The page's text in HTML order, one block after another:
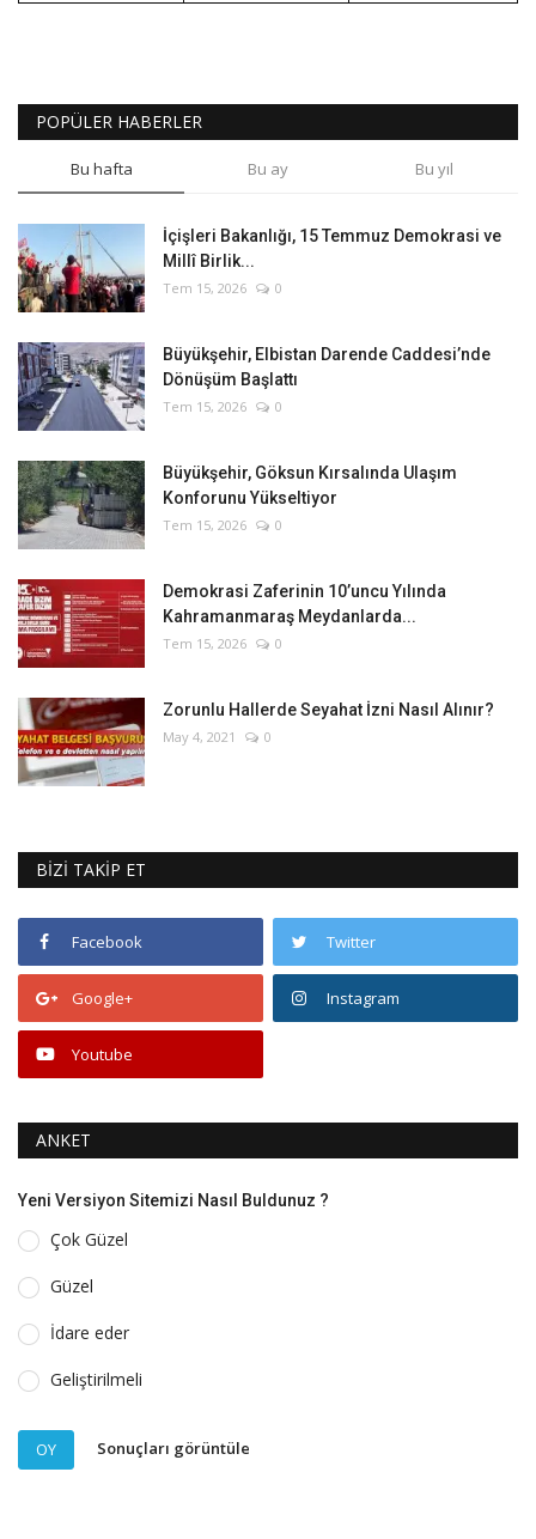
POPÜLER HABERLER
Bu hafta Bu ay Bu yıl
İçişleri Bakanlığı, 15 Temmuz Demokrasi ve
Millî Birlik...
Tem 15, 2026 0
Büyükşehir, Elbistan Darende Caddesi’nde
Dönüşüm Başlattı
Tem 15, 2026 0
Büyükşehir, Göksun Kırsalında Ulaşım
Konforunu Yükseltiyor
Tem 15, 2026 0
Demokrasi Zaferinin 10’uncu Yılında
Kahramanmaraş Meydanlarda...
Tem 15, 2026 0
Zorunlu Hallerde Seyahat İzni Nasıl Alınır?
May 4, 2021 0
BİZİ TAKİP ET
Facebook Twitter
Google+ Instagram
Youtube
ANKET
Yeni Versiyon Sitemizi Nasıl Buldunuz ?
Çok Güzel
Güzel
İdare eder
Geliştirilmeli
OY Sonuçları görüntüle